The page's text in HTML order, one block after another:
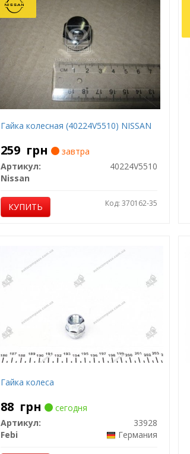
Гайка колесная (40224V5510) NISSAN
259 грн
завтра
Артикул:
40224V5510
Nissan
КУПИТЬ Код: 370162-35
Гайка колеса
88 грн
сегодня
Артикул:
33928
Febi
Германия